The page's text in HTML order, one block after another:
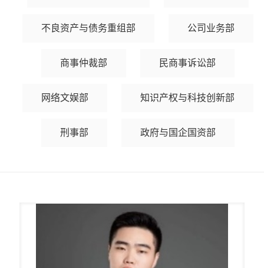
不良资产与债务重组部 公司业务部
商事仲裁部 民商事诉讼部
网络文娱部 知识产权与科技创新部
刑事部 政府与国企国资部